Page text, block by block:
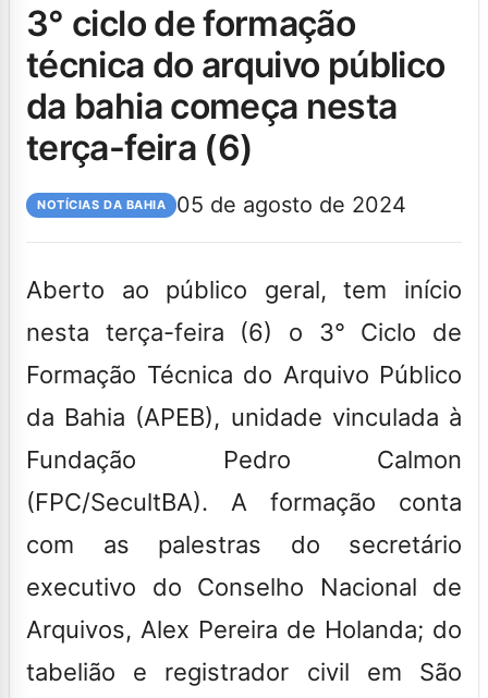
3° ciclo de formação
técnica do arquivo público
da bahia começa nesta
terça-feira (6)
NOTÍCIAS DA BAHIA 05 de agosto de 2024
Aberto ao público geral, tem início
nesta terça-feira (6) o 3° Ciclo de
Formação Técnica do Arquivo Público
da Bahia (APEB), unidade vinculada à
Fundação Pedro Calmon
(FPC/SecultBA). A formação conta
com as palestras do secretário
executivo do Conselho Nacional de
Arquivos, Alex Pereira de Holanda; do
tabelião e registrador civil em São